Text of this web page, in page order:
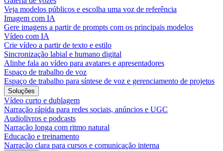
Veja modelos públicos e escolha uma voz de referência
Imagem com IA
Gere imagens a partir de prompts com os principais modelos
Vídeo com IA
Crie vídeo a partir de texto e estilo
Sincronização labial e humano digital
Alinhe fala ao vídeo para avatares e apresentadores
Espaço de trabalho de voz
Espaço de trabalho para síntese de voz e gerenciamento de projetos
Soluções
Vídeo curto e dublagem
Narração rápida para redes sociais, anúncios e UGC
Audiolivros e podcasts
Narração longa com ritmo natural
Educação e treinamento
Narração clara para cursos e comunicação interna